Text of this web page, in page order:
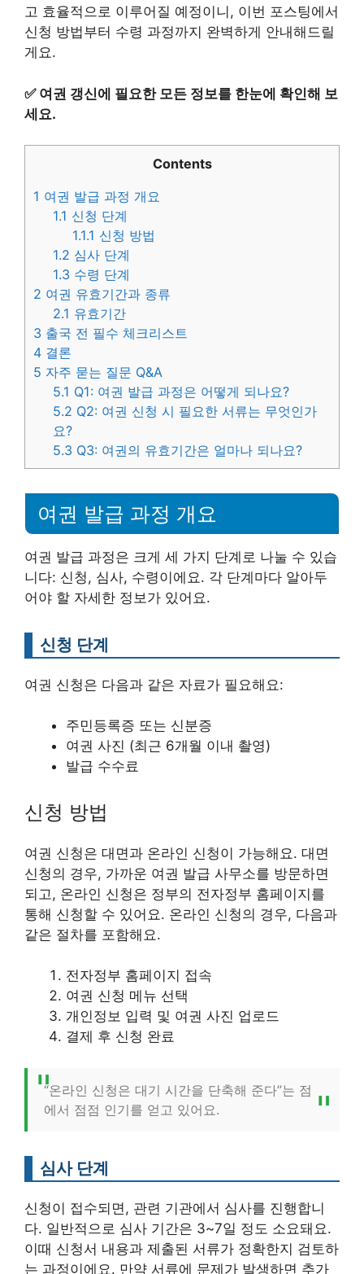
고 효율적으로 이루어질 예정이니, 이번 포스팅에서
신청 방법부터 수령 과정까지 완벽하게 안내해드릴
게요.
✅ 여권 갱신에 필요한 모든 정보를 한눈에 확인해 보
세요.
Contents
1 여권 발급 과정 개요
1.1 신청 단계
1.1.1 신청 방법
1.2 심사 단계
1.3 수령 단계
2 여권 유효기간과 종류
2.1 유효기간
3 출국 전 필수 체크리스트
4 결론
5 자주 묻는 질문 Q&A
5.1 Q1: 여권 발급 과정은 어떻게 되나요?
5.2 Q2: 여권 신청 시 필요한 서류는 무엇인가
요?
5.3 Q3: 여권의 유효기간은 얼마나 되나요?
여권 발급 과정 개요
여권 발급 과정은 크게 세 가지 단계로 나눌 수 있습
니다: 신청, 심사, 수령이에요. 각 단계마다 알아두
어야 할 자세한 정보가 있어요.
신청 단계
여권 신청은 다음과 같은 자료가 필요해요:
주민등록증 또는 신분증
여권 사진 (최근 6개월 이내 촬영)
발급 수수료
신청 방법
여권 신청은 대면과 온라인 신청이 가능해요. 대면
신청의 경우, 가까운 여권 발급 사무소를 방문하면
되고, 온라인 신청은 정부의 전자정부 홈페이지를
통해 신청할 수 있어요. 온라인 신청의 경우, 다음과
같은 절차를 포함해요.
전자정부 홈페이지 접속
여권 신청 메뉴 선택
개인정보 입력 및 여권 사진 업로드
결제 후 신청 완료
“온라인 신청은 대기 시간을 단축해 준다”는 점
에서 점점 인기를 얻고 있어요.
심사 단계
신청이 접수되면, 관련 기관에서 심사를 진행합니
다. 일반적으로 심사 기간은 3~7일 정도 소요돼요.
이때 신청서 내용과 제출된 서류가 정확한지 검토하
는 과정이에요. 만약 서류에 문제가 발생하면 추가